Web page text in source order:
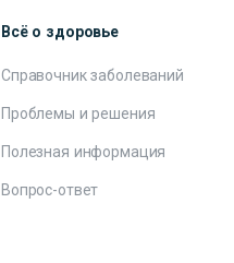
Всё о здоровье
Справочник заболеваний
Проблемы и решения
Полезная информация
Вопрос-ответ